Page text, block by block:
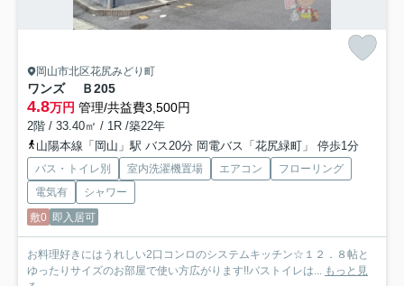
岡山市北区花尻みどり町
ワンズ Ｂ205
4.8万円 管理/共益費3,500円
2階 / 33.40㎡ / 1R /築22年
山陽本線「岡山」駅 バス20分 岡電バス「花尻緑町」 停歩1分
バス・トイレ別 室内洗濯機置場 エアコン
フローリング
電気有
シャワー
敷0 即入居可
お料理好きにはうれしい2口コンロのシステムキッチン☆１２．８帖と
ゆったりサイズのお部屋で使い方広がります!!バストイレは... もっと見